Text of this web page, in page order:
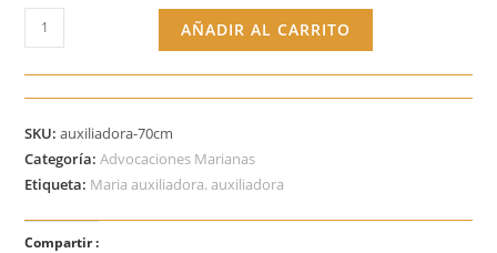
Virgen
María
Auxiliadora
70
cm
cantidad
AÑADIR AL CARRITO
SKU:auxiliadora-70cm
Categoría:Advocaciones Marianas
Etiqueta: Maria auxiliadora. auxiliadora
Compartir :